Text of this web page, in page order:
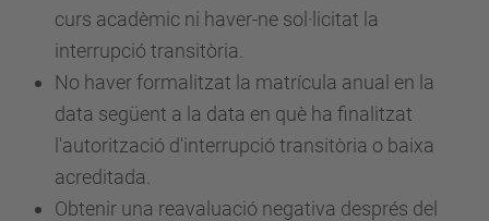
curs acadèmic ni haver-ne sol·licitat la
interrupció transitòria.
No haver formalitzat la matrícula anual en la
data següent a la data en què ha finalitzat
l'autorització d'interrupció transitòria o baixa
acreditada.
Obtenir una reavaluació negativa després del